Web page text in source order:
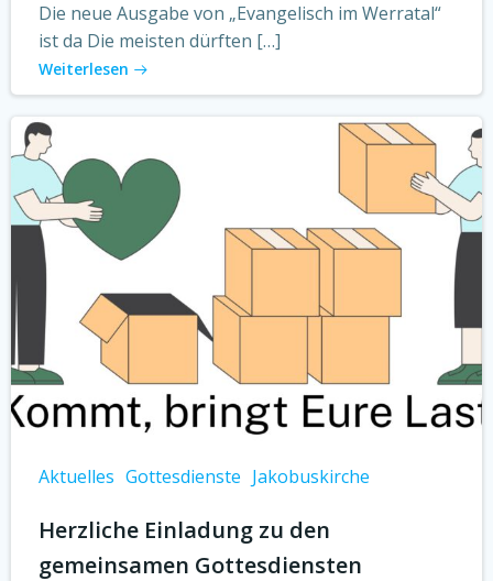
Die neue Ausgabe von „Evangelisch im Werratal“
ist da Die meisten dürften […]
Weiterlesen
Aktuelles Gottesdienste Jakobuskirche
Herzliche Einladung zu den
gemeinsamen Gottesdiensten